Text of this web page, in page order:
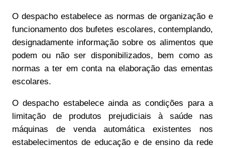
O despacho estabelece as normas de organização e
funcionamento dos bufetes escolares, contemplando,
designadamente informação sobre os alimentos que
podem ou não ser disponibilizados, bem como as
normas a ter em conta na elaboração das ementas
escolares.
O despacho estabelece ainda as condições para a
limitação de produtos prejudiciais à saúde nas
máquinas de venda automática existentes nos
estabelecimentos de educação e de ensino da rede